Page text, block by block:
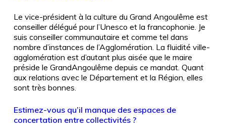
Le vice-président à la culture du Grand Angoulême est
conseiller délégué pour l’Unesco et la francophonie. Je
suis conseiller communautaire et comme tel dans
nombre d’instances de l’Agglomération. La fluidité ville-
agglomération est d’autant plus aisée que le maire
préside le GrandAngoulême depuis ce mandat. Quant
aux relations avec le Département et la Région, elles
sont très bonnes.
Estimez-vous qu’il manque des espaces de
concertation entre collectivités ?